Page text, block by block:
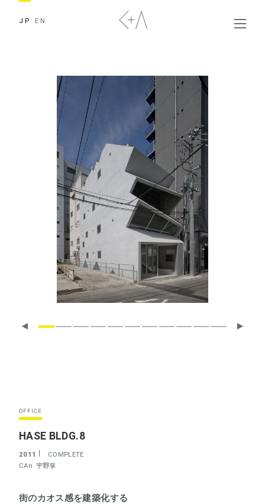
JP EN
OFFICE
HASE BLDG.8
2011
COMPLETE
CAn 宇野享
街のカオス感を建築化する